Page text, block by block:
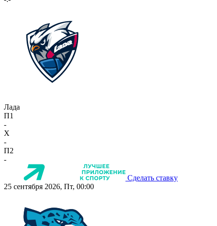
Лада
П1
-
X
-
П2
-
Сделать ставку
25 сентября 2026, Пт, 00:00